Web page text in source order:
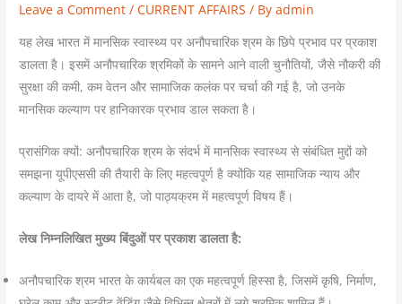
Leave a Comment /CURRENT AFFAIRS / Byadmin
यह लेख भारत में मानसिक स्वास्थ्य पर अनौपचारिक श्रम के छिपे प्रभाव पर प्रकाश
डालता है। इसमें अनौपचारिक श्रमिकों के सामने आने वाली चुनौतियों, जैसे नौकरी की
सुरक्षा की कमी, कम वेतन और सामाजिक कलंक पर चर्चा की गई है, जो उनके
मानसिक कल्याण पर हानिकारक प्रभाव डाल सकता है।
प्रासंगिक क्यों: अनौपचारिक श्रम के संदर्भ में मानसिक स्वास्थ्य से संबंधित मुद्दों को
समझना यूपीएससी की तैयारी के लिए महत्वपूर्ण है क्योंकि यह सामाजिक न्याय और
कल्याण के दायरे में आता है, जो पाठ्यक्रम में महत्वपूर्ण विषय हैं।
लेख निम्नलिखित मुख्य बिंदुओं पर प्रकाश डालता है:
अनौपचारिक श्रम भारत के कार्यबल का एक महत्वपूर्ण हिस्सा है, जिसमें कृषि, निर्माण,